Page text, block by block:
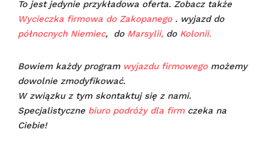
To jest jedynie przykładowa oferta. Zobacz także
Wycieczka firmowa do Zakopanego. wyjazd do
północnych Niemiec, do Marsylii, do Kolonii.
Bowiem każdy program wyjazdu firmowegomożemy
dowolnie zmodyfikować.
W związku z tym skontaktuj się z nami.
Specjalistyczne biuro podróży dla firmczeka na
Ciebie!